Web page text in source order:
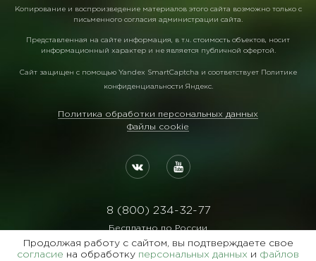
Копирование и воспроизведение материалов этого сайта возможно только с
письменного согласия администрации сайта.
Представленная на сайте информация, в т.ч. стоимость объектов, носит
информационный характер и не является публичной офертой.
Сайт защищен с помощью Yandex SmartCaptcha и соответствует Политике
конфиденциальности Яндекс.
Политика обработки персональных данных
Файлы cookie
8 (800) 234-32-77
Бесплатно по России
Реквизиты:
Продолжая работу с сайтом, вы подтверждаете свое
согласие на обработку персональных данных и файлов